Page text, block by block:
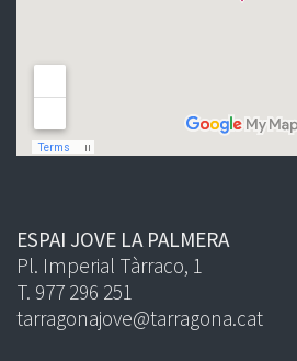
ESPAI JOVE LA PALMERA
Pl. Imperial Tàrraco, 1
T. 977 296 251
tarragonajove@tarragona.cat